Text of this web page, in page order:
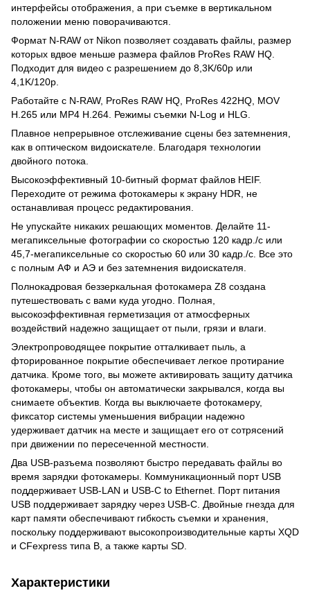
интерфейсы отображения, а при съемке в вертикальном
положении меню поворачиваются.
Формат N-RAW от Nikon позволяет создавать файлы, размер
которых вдвое меньше размера файлов ProRes RAW HQ.
Подходит для видео с разрешением до 8,3K/60p или
4,1K/120p.
Работайте с N-RAW, ProRes RAW HQ, ProRes 422HQ, MOV
H.265 или MP4 H.264. Режимы съемки N-Log и HLG.
Плавное непрерывное отслеживание сцены без затемнения,
как в оптическом видоискателе. Благодаря технологии
двойного потока.
Высокоэффективный 10-битный формат файлов HEIF.
Переходите от режима фотокамеры к экрану HDR, не
останавливая процесс редактирования.
Не упускайте никаких решающих моментов. Делайте 11-
мегапиксельные фотографии со скоростью 120 кадр./с или
45,7-мегапиксельные со скоростью 60 или 30 кадр./с. Все это
с полным АФ и АЭ и без затемнения видоискателя.
Полнокадровая беззеркальная фотокамера Z8 создана
путешествовать с вами куда угодно. Полная,
высокоэффективная герметизация от атмосферных
воздействий надежно защищает от пыли, грязи и влаги.
Электропроводящее покрытие отталкивает пыль, а
фторированное покрытие обеспечивает легкое протирание
датчика. Кроме того, вы можете активировать защиту датчика
фотокамеры, чтобы он автоматически закрывался, когда вы
снимаете объектив. Когда вы выключаете фотокамеру,
фиксатор системы уменьшения вибрации надежно
удерживает датчик на месте и защищает его от сотрясений
при движении по пересеченной местности.
Два USB-разъема позволяют быстро передавать файлы во
время зарядки фотокамеры. Коммуникационный порт USB
поддерживает USB-LAN и USB-C to Ethernet. Порт питания
USB поддерживает зарядку через USB-C. Двойные гнезда для
карт памяти обеспечивают гибкость съемки и хранения,
поскольку поддерживают высокопроизводительные карты XQD
и CFexpress типа B, а также карты SD.
Характеристики